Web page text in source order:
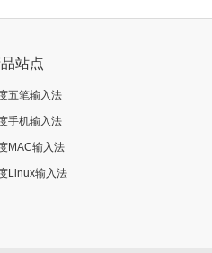
站点
五笔输入法
手机输入法
MAC输入法
Linux输入法